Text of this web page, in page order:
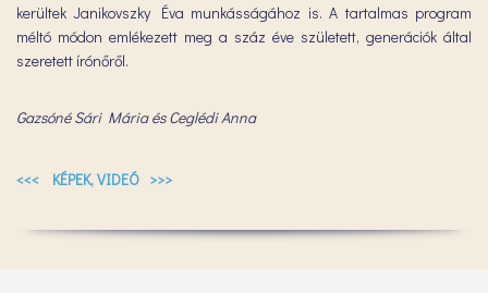
kerültek Janikovszky Éva munkásságához is. A tartalmas program
méltó módon emlékezett meg a száz éve született, generációk által
szeretett írónőről.
Gazsóné Sári Mária és Ceglédi Anna
<<< KÉPEK, VIDEÓ >>>